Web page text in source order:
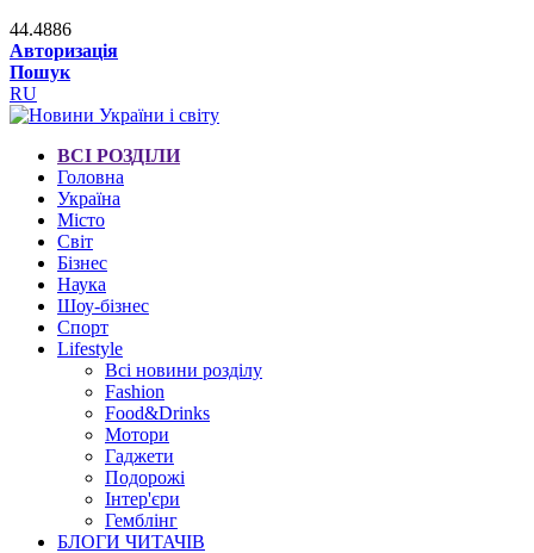
44.4886
Авторизація
Пошук
RU
ВСІ РОЗДІЛИ
Головна
Україна
Місто
Світ
Бізнес
Наука
Шоу-бізнес
Спорт
Lifestyle
Всі новини розділу
Fashion
Food&Drinks
Мотори
Гаджети
Подорожі
Інтер'єри
Гемблінг
БЛОГИ ЧИТАЧІВ